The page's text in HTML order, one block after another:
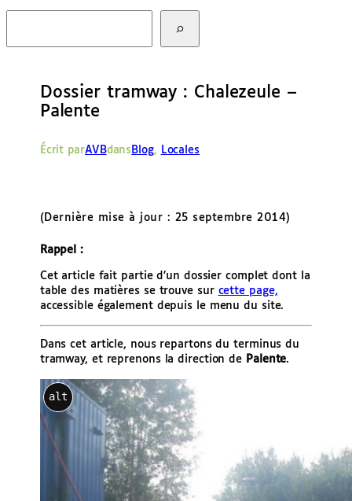
c
Dossier tramway : Chalezeule –
Palente
Écrit parAVBdans Blog, Locales
(Dernière mise à jour : 25 septembre 2014)
Rappel :
Cet article fait partie d’un dossier complet dont la
table des matières se trouve sur cette page,
accessible également depuis le menu du site.
Dans cet article, nous repartons du terminus du
tramway, et reprenons la direction de Palente.
alt